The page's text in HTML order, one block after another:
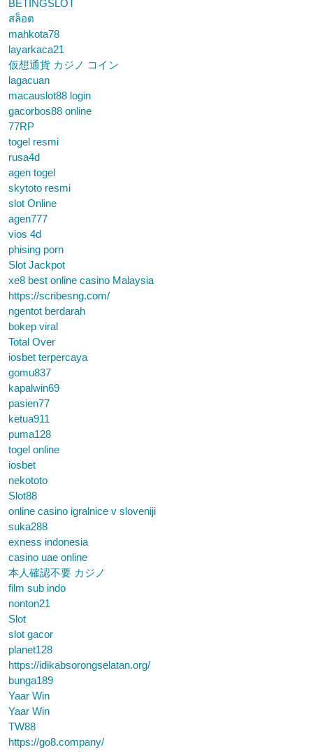
BETINGSLOT
สล็อต
mahkota78
layarkaca21
仮想通貨 カジノ コイン
lagacuan
macauslot88 login
gacorbos88 online
77RP
togel resmi
rusa4d
agen togel
skytoto resmi
slot Online
agen777
vios 4d
phising porn
Slot Jackpot
xe8 best online casino Malaysia
https://scribesng.com/
ngentot berdarah
bokep viral
Total Over
iosbet terpercaya
gomu837
kapalwin69
pasien77
ketua911
puma128
togel online
iosbet
nekototo
Slot88
online casino igralnice v sloveniji
suka288
exness indonesia
casino uae online
本人確認不要 カジノ
film sub indo
nonton21
Slot
slot gacor
planet128
https://idikabsorongselatan.org/
bunga189
Yaar Win
Yaar Win
TW88
https://go8.company/